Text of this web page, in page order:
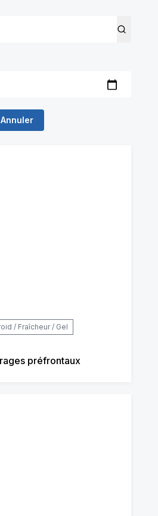
Annuler
/ Fraîcheur / Gel
préfrontaux